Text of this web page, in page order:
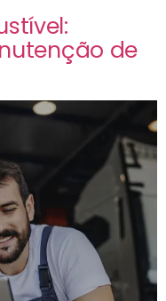
de